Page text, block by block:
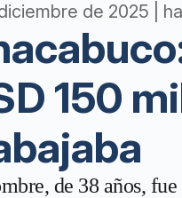
de 2025 |
150
de 38 años,